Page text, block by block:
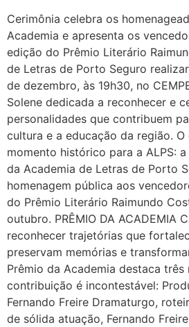
Cerimônia celebra os
Academia e apresenta os
edição do Prêmio Literário
de Letras de Porto Seguro
de dezembro, às 19h30, no
Solene dedicada a reconhecer e
personalidades que contribuem
cultura e a educação da região.
momento histórico para a ALPS:
da Academia de Letras de Porto
homenagem pública aos
do Prêmio Literário Raimundo
outubro. PRÊMIO DA ACADEMIA
reconhecer trajetórias que
preservam memórias e
Prêmio da Academia destaca três
contribuição é incontestável:
Fernando Freire Dramaturgo,
de sólida atuação, Fernando